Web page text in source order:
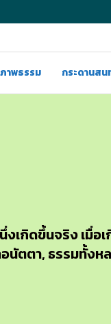
าพธรรม กระดานสน
เกิดขึ้นจริง เมื่อ
นัตตา, ธรรมทั้งห